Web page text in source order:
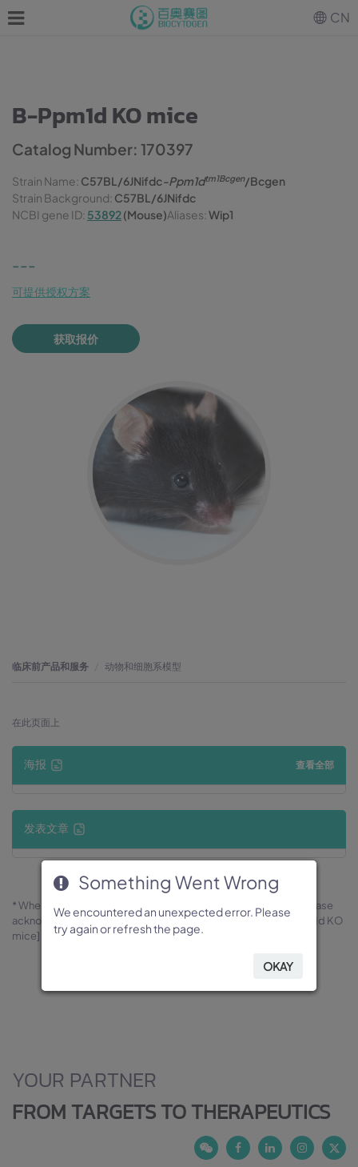
B-Ppm1d KO mice
Catalog Number: 170397
Strain Name: C57BL/6JNifdc-Ppm1dtm1Bcgen/Bcgen
Strain Background: C57BL/6JNifdc
NCBI gene ID: 53892(Mouse)Aliases:Wip1
---
可提供授权方案
获取报价
临床前产品和服务 动物和细胞系模型
在此页面上
海报 查看全部
发表文章
* When publishing results obtained using this animal model, please
acknowledge the source as follows: The animal model [B-Ppm1d KO
mice] (Cat# 170397) was purchased from Biocytogen.
CN
YOUR PARTNER
FROM TARGETS TO THERAPEUTICS
Something Went Wrong
We encountered an unexpected error. Please
try again or refresh the page.
OKAY
Something Went Wrong
We encountered an unexpected error. Please
try again or refresh the page.
OKAY
Something Went Wrong
We encountered an unexpected error. Please
try again or refresh the page.
OKAY
Something Went Wrong
We encountered an unexpected error. Please
try again or refresh the page.
OKAY
Something Went Wrong
We encountered an unexpected error. Please
try again or refresh the page.
OKAY